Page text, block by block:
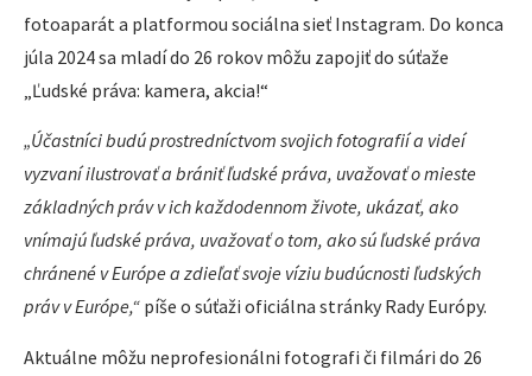
fotoaparát a platformou sociálna sieť Instagram. Do konca
júla 2024 sa mladí do 26 rokov môžu zapojiť do súťaže
„Ľudské práva: kamera, akcia!“
„Účastníci budú prostredníctvom svojich fotografií a videí
vyzvaní ilustrovať a brániť ľudské práva, uvažovať o mieste
základných práv v ich každodennom živote, ukázať, ako
vnímajú ľudské práva, uvažovať o tom, ako sú ľudské práva
chránené v Európe a zdieľať svoje víziu budúcnosti ľudských
práv v Európe,“ píše o súťaži oficiálna stránky Rady Európy.
Aktuálne môžu neprofesionálni fotografi či filmári do 26